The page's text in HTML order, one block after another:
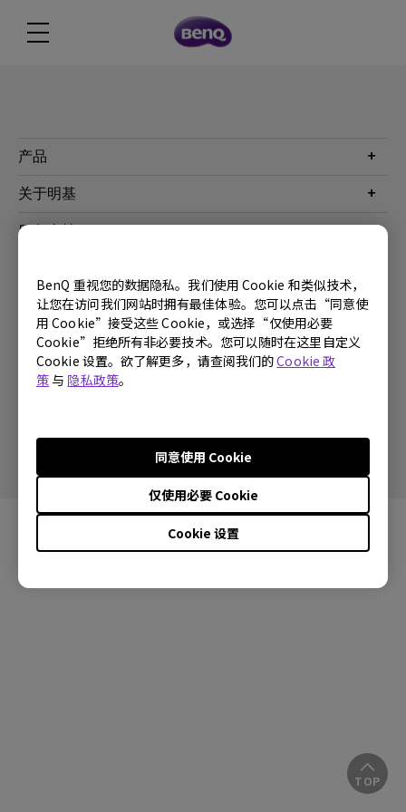
BenQ 重视您的数据隐私。我们使用 Cookie 和类似技术，
让您在访问我们网站时拥有最佳体验。您可以点击“同意使
用 Cookie”接受这些 Cookie，或选择“仅使用必要
Cookie”拒绝所有非必要技术。您可以随时在这里自定义
Cookie 设置。欲了解更多，请查阅我们的Cookie 政
策 与 隐私政策。
Cookie 设置
仅使用必要 Cookie
同意使用 Cookie
产品
投影机
关于明基
公司简介
加入我们
服务支持
档案下载与常见问题
联系客服
Copyright © 2024 BenQ. All rights reserved.
使用条款 隐私政策 联系客服 进出口遵循
China - 简体中文
TOP